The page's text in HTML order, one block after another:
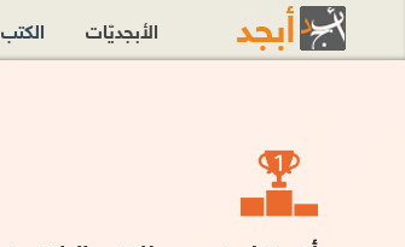
الأبجديّات الكتب